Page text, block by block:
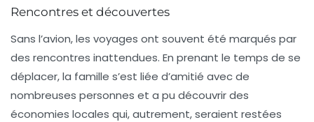
Rencontres et découvertes
Sans l’avion, les voyages ont souvent été marqués par
des rencontres inattendues. En prenant le temps de se
déplacer, la famille s’est liée d’amitié avec de
nombreuses personnes et a pu découvrir des
économies locales qui, autrement, seraient restées